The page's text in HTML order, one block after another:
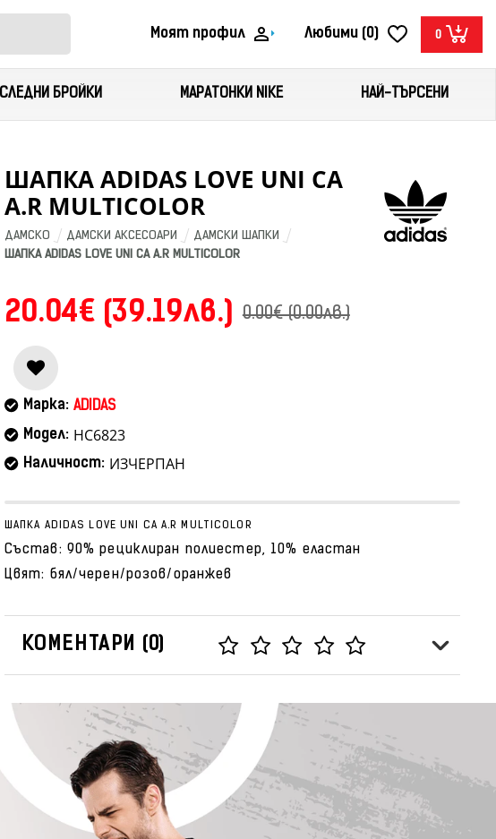
Моят профил Любими (0) 0
БРОЙКИ МАРАТОНКИ NIKE НАЙ-ТЪРСЕНИ
ШАПКА ADIDAS LOVE UNI CA
A.R MULTICOLOR
ДАМСКО ДАМСКИ АКСЕСОАРИ
ДАМСКИ ШАПКИ
ШАПКА ADIDAS LOVE UNI CA A.R MULTICOLOR
20.04€ (39.19лв.) 0.00€ (0.00лв.)
Марка: ADIDAS
Модел: HC6823
Наличност: ИЗЧЕРПАН
ШАПКА ADIDAS LOVE UNI CA A.R MULTICOLOR
Състав: 90% рециклиран полиестер, 10% еластан
Цвят: бял/черен/розов/оранжев
КОМЕНТАРИ (0)